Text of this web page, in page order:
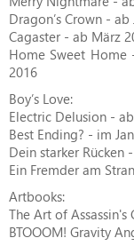
Dragon’s Crown - ab
Cagaster - ab März
Home Sweet
2016
Boy’s Love:
Electric Delusion -
Best Ending? - im
Dein starker Rücken
Ein Fremder am
Artbooks:
The Art of
BTOOOM! Gravity